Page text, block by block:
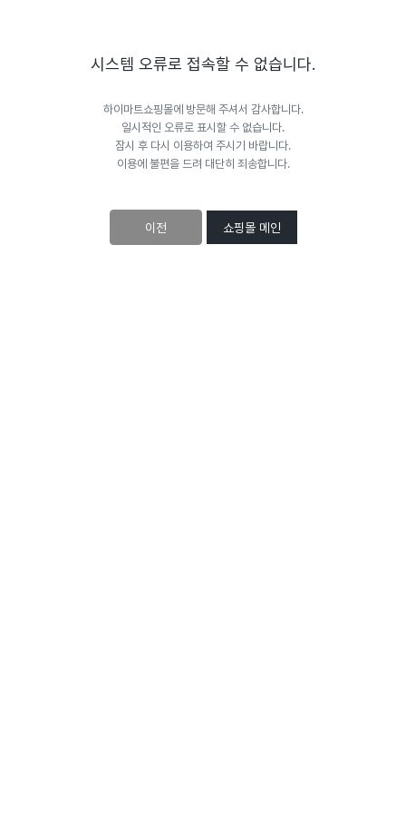
시스템 오류로 접속할 수 없습니다.
하이마트쇼핑몰에 방문해 주셔서 감사합니다.
일시적인 오류로 표시할 수 없습니다.
잠시 후 다시 이용하여 주시기 바랍니다.
이용에 불편을 드려 대단히 죄송합니다.
이전 쇼핑몰 메인